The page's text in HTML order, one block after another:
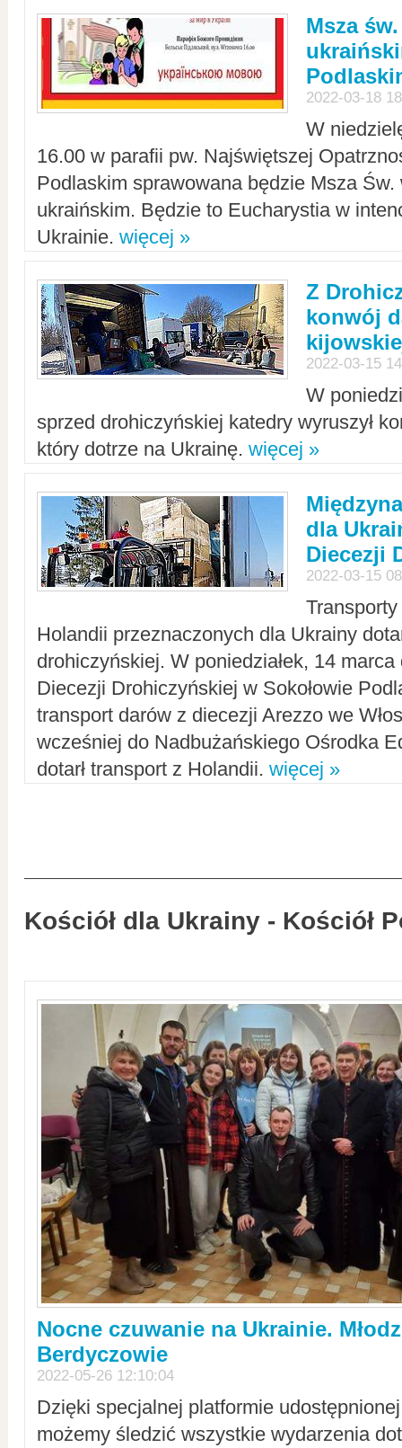
Msza
2022-03-18
W
16.00 w parafii pw. Najświętszej
Podlaskim sprawowana będzie Msza Św.
ukraińskim. Będzie to Eucharystia w
Ukrainie. więcej »
Z
konwój
2022-03-15
W
sprzed drohiczyńskiej katedry wyruszył
który dotrze na Ukrainę. więcej »
dla
Diecezji
2022-03-15
Holandii przeznaczonych dla Ukrainy
drohiczyńskiej. W poniedziałek, 14
Diecezji Drohiczyńskiej w Sokołowie
transport darów z diecezji Arezzo we
wcześniej do Nadbużańskiego Ośrodka
dotarł transport z Holandii. więcej »
Kościół dla Ukrainy - Kościół
Nocne czuwanie na Ukrainie.
Berdyczowie
2022-05-26 12:10:04
Dzięki specjalnej platformie
możemy śledzić wszystkie wydarzenia